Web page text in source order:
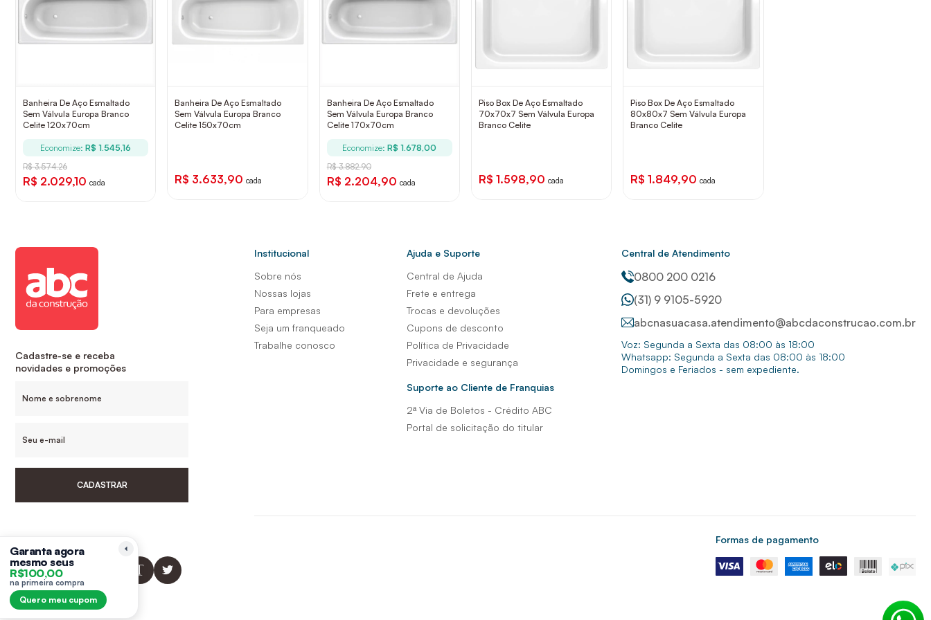
Banheira De Aço Esmaltado
Sem Válvula Europa Branco
Celite 120x70cm
Economize:R$ 1.545,16
R$ 3.574,26
R$ 2.029,10 cada
Banheira De Aço Esmaltado
Sem Válvula Europa Branco
Celite 150x70cm
R$ 3.633,90 cada
Banheira De Aço Esmaltado
Sem Válvula Europa Branco
Celite 170x70cm
Economize:R$ 1.678,00
R$ 3.882,90
R$ 2.204,90 cada
Piso Box De Aço Esmaltado
70x70x7 Sem Válvula Europa
Branco Celite
R$ 1.598,90 cada
Piso Box De Aço Esmaltado
80x80x7 Sem Válvula Europa
Branco Celite
R$ 1.849,90 cada
Cadastre-se e receba
novidades e promoções
CADASTRAR
Institucional
Sobre nós
Nossas lojas
Para empresas
Seja um franqueado
Trabalhe conosco
Ajuda e Suporte
Central de Ajuda
Frete e entrega
Trocas e devoluções
Cupons de desconto
Política de Privacidade
Privacidade e segurança
Suporte ao Cliente de Franquias
2ª Via de Boletos - Crédito ABC
Portal de solicitação do titular
Central de Atendimento
0800 200 0216
(31) 9 9105-5920
abcnasuacasa.atendimento@abcdaconstrucao.com.br
Voz: Segunda a Sexta das 08:00 às 18:00
Whatsapp: Segunda a Sexta das 08:00 às 18:00
Domingos e Feriados - sem expediente.
Formas de pagamento
Garanta agora
mesmo seus
R$100,00
na primeira compra
Quero meu cupom